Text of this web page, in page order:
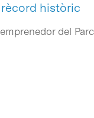
històric
del Parc